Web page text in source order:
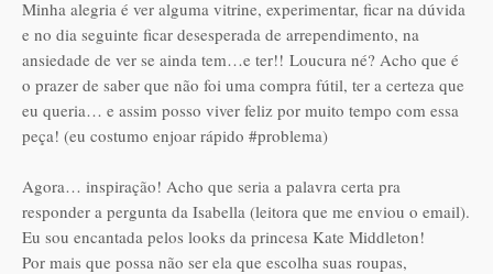
Minha alegria é ver alguma vitrine, experimentar, ficar na dúvida
e no dia seguinte ficar desesperada de arrependimento, na
ansiedade de ver se ainda tem…e ter!! Loucura né? Acho que é
o prazer de saber que não foi uma compra fútil, ter a certeza que
eu queria… e assim posso viver feliz por muito tempo com essa
peça! (eu costumo enjoar rápido #problema)
Agora… inspiração! Acho que seria a palavra certa pra
responder a pergunta da Isabella (leitora que me enviou o email).
Eu sou encantada pelos looks da princesa Kate Middleton!
Por mais que possa não ser ela que escolha suas roupas,